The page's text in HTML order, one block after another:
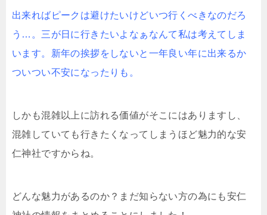
出来ればピークは避けたいけどいつ行くべきなのだろ
う…。三が日に行きたいよなぁなんて私は考えてしま
います。新年の挨拶をしないと一年良い年に出来るか
ついつい不安になったりも。
しかも混雑以上に訪れる価値がそこにはありますし、
混雑していても行きたくなってしまうほど魅力的な安
仁神社ですからね。
どんな魅力があるのか？まだ知らない方の為にも安仁